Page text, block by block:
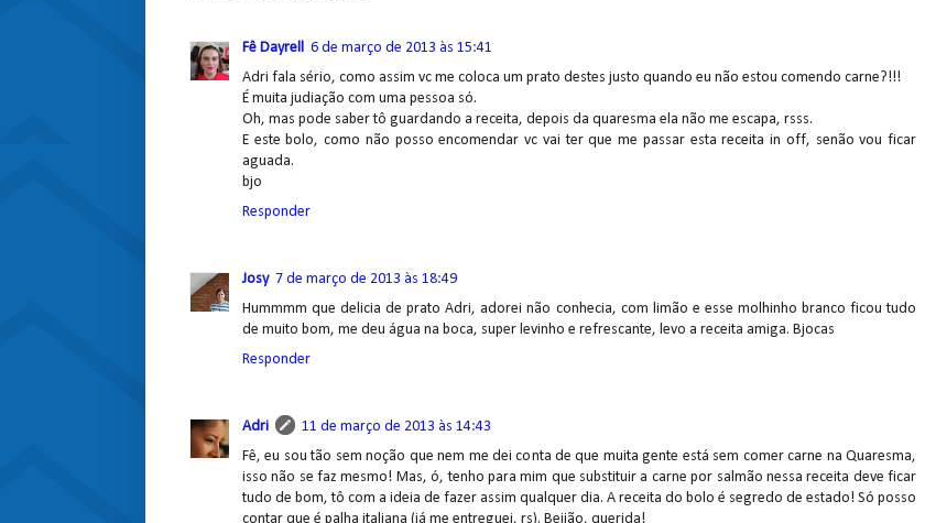
Fê Dayrell 6 de março de 2013 às 15:41
Adri fala sério, como assim vc me coloca um prato destes justo quando eu não estou comendo carne?!!!
É muita judiação com uma pessoa só.
Oh, mas pode saber tô guardando a receita, depois da quaresma ela não me escapa, rsss.
E este bolo, como não posso encomendar vc vai ter que me passar esta receita in off, senão vou ficar
aguada.
bjo
Responder
Josy 7 de março de 2013 às 18:49
Hummmm que delicia de prato Adri, adorei não conhecia, com limão e esse molhinho branco ficou tudo
de muito bom, me deu água na boca, super levinho e refrescante, levo a receita amiga. Bjocas
Responder
Adri
11 de março de 2013 às 14:43
Fê, eu sou tão sem noção que nem me dei conta de que muita gente está sem comer carne na Quaresma,
isso não se faz mesmo! Mas, ó, tenho para mim que substituir a carne por salmão nessa receita deve ficar
tudo de bom, tô com a ideia de fazer assim qualquer dia. A receita do bolo é segredo de estado! Só posso
contar que é palha italiana (já me entreguei, rs). Beijão, querida!